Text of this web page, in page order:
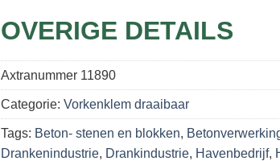
OVERIGE DETAILS
Axtranummer 11890
Categorie: Vorkenklem draaibaar
Tags: Beton- stenen en blokken,
Drankenindustrie, Drankindustrie, Havenbedrijf,